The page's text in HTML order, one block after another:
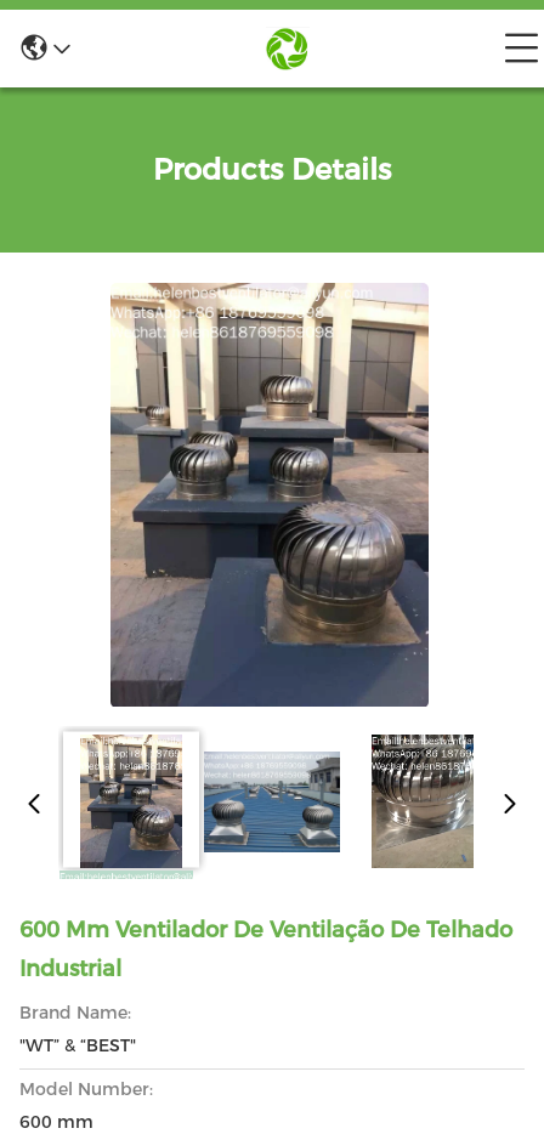
Products Details
600 Mm Ventilador De Ventilação De Telhado
Industrial
Brand Name:
"WT” & “BEST"
Model Number:
600 mm